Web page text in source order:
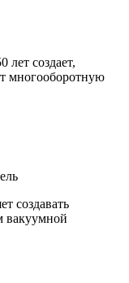
создает,
многооборотную
создавать
вакуумной